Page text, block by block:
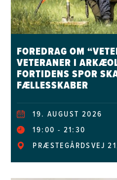
FOREDRAG OM
VETERANER I
FORTIDENS SPOR
FÆLLESSKABER
19. AUGUST 2026
19:00
21:30
PRÆSTEGÅRDSVEJ